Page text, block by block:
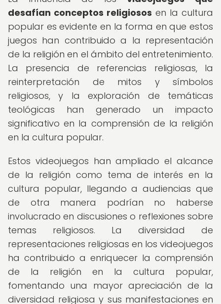
desafían conceptos religiosos en la cultura
popular es evidente en la forma en que estos
juegos han contribuido a la representación
de la religión en el ámbito del entretenimiento.
La presencia de referencias religiosas, la
reinterpretación de mitos y símbolos
religiosos, y la exploración de temáticas
teológicas han generado un impacto
significativo en la comprensión de la religión
en la cultura popular.
Estos videojuegos han ampliado el alcance
de la religión como tema de interés en la
cultura popular, llegando a audiencias que
de otra manera podrían no haberse
involucrado en discusiones o reflexiones sobre
temas religiosos. La diversidad de
representaciones religiosas en los videojuegos
ha contribuido a enriquecer la comprensión
de la religión en la cultura popular,
fomentando una mayor apreciación de la
diversidad religiosa y sus manifestaciones en